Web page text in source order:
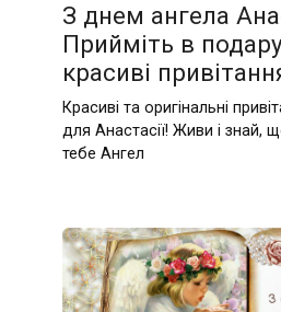
З днем ангела
Прийміть в
красиві
Красиві та оригінальні
для Анастасії! Живи і знай,
тебе Ангел